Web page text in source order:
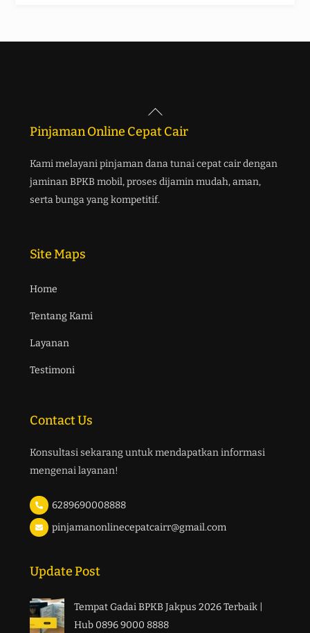
Pinjaman Online Cepat Cair
Kami melayani pinjaman dana tunai cepat cair dengan
jaminan BPKB mobil, proses dijamin mudah, aman,
serta bunga yang kompetitif.
Site Maps
Home
Tentang Kami
Layanan
Testimoni
Contact Us
Konsultasi sekarang untuk mendapatkan informasi
mengenai layanan!
6289690008888
pinjamanonlinecepatcairr@gmail.com
Update Post
Tempat Gadai BPKB Jakpus 2026 Terbaik |
Hub 0896 9000 8888
Back
To